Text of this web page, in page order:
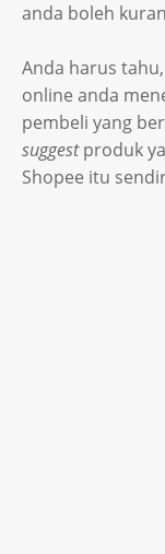
anda boleh
Anda harus
online anda
pembeli yang
suggestproduk
Shopee itu